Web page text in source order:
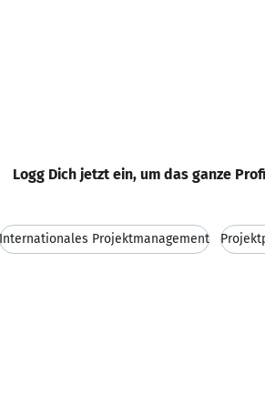
Logg Dich jetzt ein, um das ganze
Internationales Projektmanagement